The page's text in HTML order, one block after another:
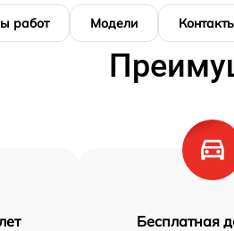
работ Модели
Бесплатная